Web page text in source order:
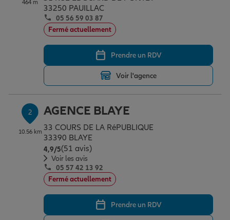
Assurance emprunteur
Prévoyance et dépendance
Assurance animal de compagnie
Protection de la famille
Protection juridique
Épargne & retraite
Plan épargne retraite
Assurance vie
Placements financiers
Investissements immobiliers
Vos projets
Partir en vacances
Déménager
Changer de voiture
Conseil assurance
Outre-mer
Assurance auto
Professionnels
464 m
33250 PAUILLAC
05 56 59 03 87
Fermé actuellement
Prendre un RDV
Voir l'agence
2
10.56 km
AGENCE BLAYE
33 COURS DE LA RéPUBLIQUE
33390 BLAYE
4,9/5Note de 4.9 sur 5
(51 avis)
Voir les avis
05 57 42 13 92
Fermé actuellement
Prendre un RDV